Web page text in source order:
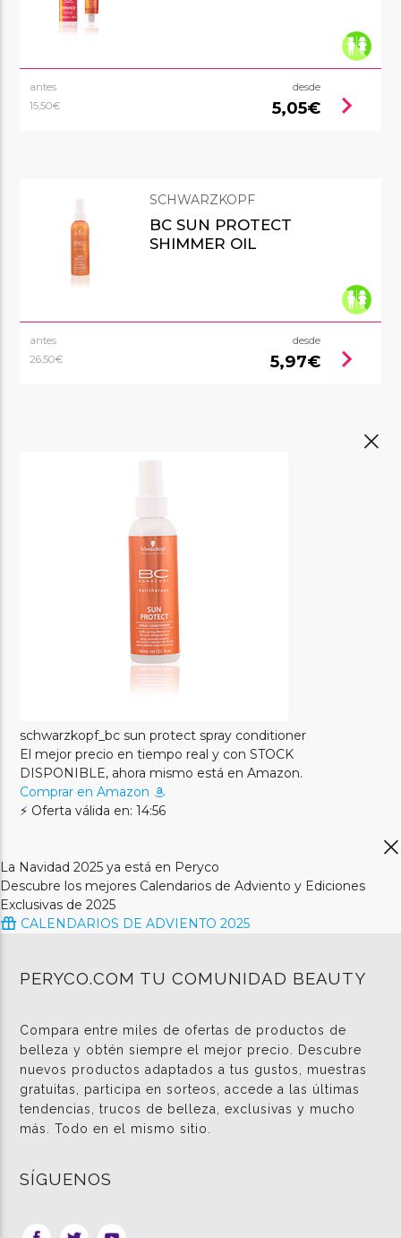
antes
15,50€
desde
5,05€ chevron_right
SCHWARZKOPF
BC SUN PROTECT
SHIMMER OIL
antes
26,50€
desde
5,97€ chevron_right
schwarzkopf_bc sun protect spray conditioner
El mejor precio en tiempo real y con STOCK
DISPONIBLE, ahora mismo está en Amazon.
Comprar en Amazon
⚡ Oferta válida en: 14:56
La Navidad 2025 ya está en Peryco
Descubre los mejores Calendarios de Adviento y Ediciones
Exclusivas de 2025
CALENDARIOS DE ADVIENTO 2025
PERYCO.COM TU COMUNIDAD BEAUTY
Compara entre miles de ofertas de productos de
belleza y obtén siempre el mejor precio. Descubre
nuevos productos adaptados a tus gustos, muestras
gratuitas, participa en sorteos, accede a las últimas
tendencias, trucos de belleza, exclusivas y mucho
más. Todo en el mismo sitio.
SÍGUENOS